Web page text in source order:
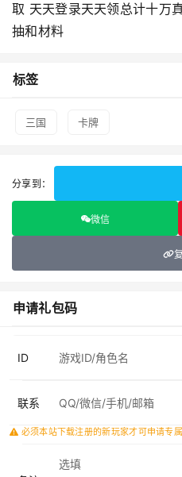
取 天天登录天天领总计十万
抽和材料
标签
三国 卡牌
分享到：
微信
申请礼包码
ID
联系
必须本站下载注册的新玩家才可申请专